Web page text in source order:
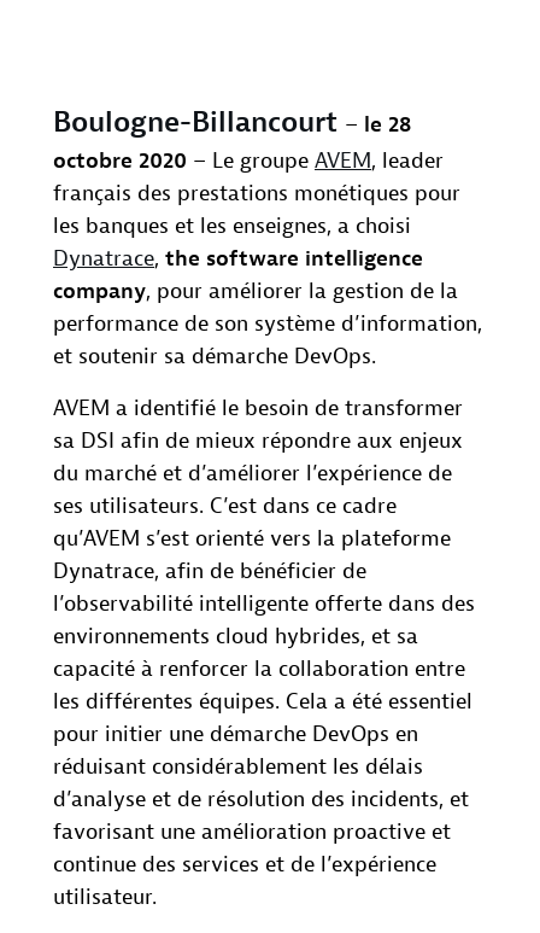
Boulogne-Billancourt – le 28
octobre 2020 – Le groupe AVEM, leader
français des prestations monétiques pour
les banques et les enseignes, a choisi
Dynatrace, the software intelligence
company, pour améliorer la gestion de la
performance de son système d’information,
et soutenir sa démarche DevOps.
AVEM a identifié le besoin de transformer
sa DSI afin de mieux répondre aux enjeux
du marché et d’améliorer l’expérience de
ses utilisateurs. C’est dans ce cadre
qu’AVEM s’est orienté vers la plateforme
Dynatrace, afin de bénéficier de
l’observabilité intelligente offerte dans des
environnements cloud hybrides, et sa
capacité à renforcer la collaboration entre
les différentes équipes. Cela a été essentiel
pour initier une démarche DevOps en
réduisant considérablement les délais
d’analyse et de résolution des incidents, et
favorisant une amélioration proactive et
continue des services et de l’expérience
utilisateur.